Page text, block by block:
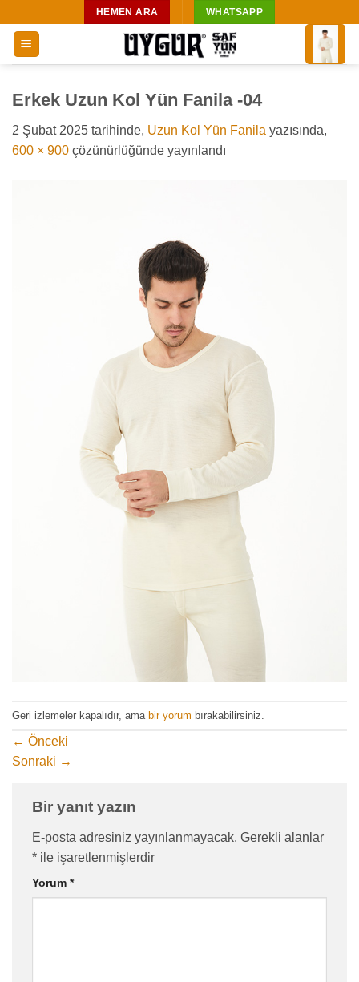
atla
HEMEN ARA WHATSAPP
Erkek Uzun Kol Yün Fanila -04
2 Şubat 2025 tarihinde, Uzun Kol Yün Fanila yazısında,
600 × 900 çözünürlüğünde yayınlandı
Geri izlemeler kapalıdır, ama bir yorum bırakabilirsiniz.
← Önceki
Sonraki →
Bir yanıt yazın
E-posta adresiniz yayınlanmayacak. Gerekli alanlar
* ile işaretlenmişlerdir
Yorum *